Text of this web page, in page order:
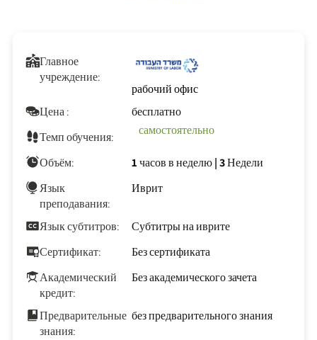
Главное
учреждение:
рабочий офис
Цена :
бесплатно
Темп обучения:
самостоятельно
Объём: 1 часов в неделю|3 Недели
Язык
преподавания:
Иврит
Язык субтитров:
Субтитры на иврите
Сертификат:
Без сертификата
Академический
кредит:
Без академического зачета
Предварительные
знания:
без предварительного знания